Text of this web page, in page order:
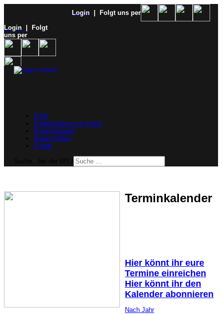
Login
| Folgt uns per
Login
| Folgt
uns per
SVW
Ergebnisdienst & Portal
Schachjugend
Verein finden
E-Mail
Terminkalender
Hier könnt ihr eure
Termine einreichen
Hier könnt ihr den
Kalender abonnieren
Nach Jahr